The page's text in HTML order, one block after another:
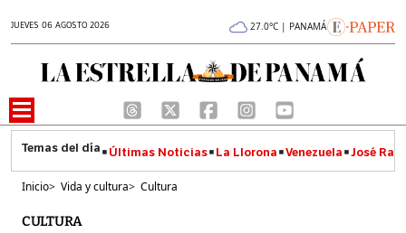
JUEVES 06 AGOSTO 2026 27.0°C | PANAMÁ
Últimas Noticias La Llorona Venezuela José
Inicio> Vida y cultura> Cultura
CULTURA